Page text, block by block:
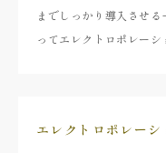
までしっかり導入させ
ってエレクトロポレーシ
エレクトロポレー